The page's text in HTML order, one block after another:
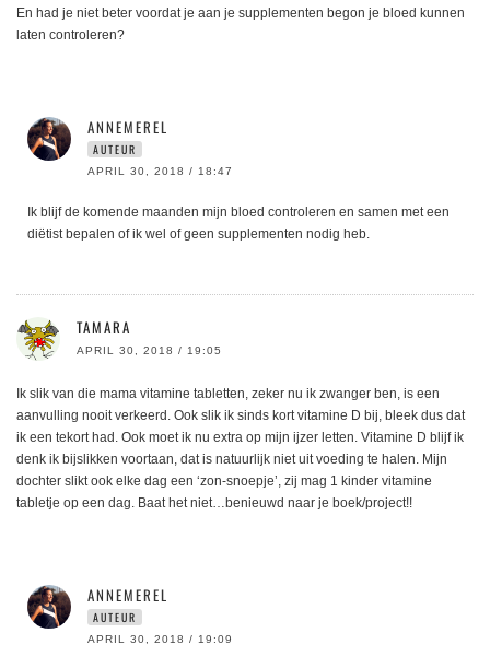
En had je niet beter voordat je aan je supplementen begon je bloed kunnen
laten controleren?
ANNEMEREL
AUTEUR
APRIL 30, 2018 / 18:47
Ik blijf de komende maanden mijn bloed controleren en samen met een
diëtist bepalen of ik wel of geen supplementen nodig heb.
TAMARA
APRIL 30, 2018 / 19:05
Ik slik van die mama vitamine tabletten, zeker nu ik zwanger ben, is een
aanvulling nooit verkeerd. Ook slik ik sinds kort vitamine D bij, bleek dus dat
ik een tekort had. Ook moet ik nu extra op mijn ijzer letten. Vitamine D blijf ik
denk ik bijslikken voortaan, dat is natuurlijk niet uit voeding te halen. Mijn
dochter slikt ook elke dag een ‘zon-snoepje’, zij mag 1 kinder vitamine
tabletje op een dag. Baat het niet…benieuwd naar je boek/project!!
ANNEMEREL
AUTEUR
APRIL 30, 2018 / 19:09